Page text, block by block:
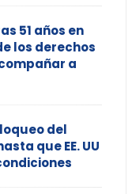
51 años en
los derechos
a
del
que EE. UU